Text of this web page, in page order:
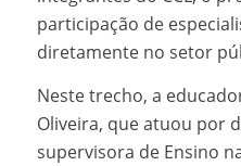
participação de
diretamente no setor
Neste trecho, a
Oliveira, que atuou por
supervisora de Ensino